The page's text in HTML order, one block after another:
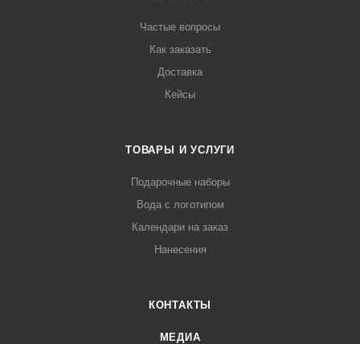
Частые вопросы
Как заказать
Доставка
Кейсы
ТОВАРЫ И УСЛУГИ
Подарочные наборы
Вода с логотипом
Календари на заказ
Нанесения
КОНТАКТЫ
МЕДИА